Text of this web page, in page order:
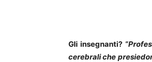
Gli insegnanti? “
cerebrali che